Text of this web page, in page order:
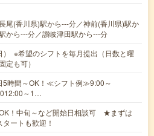
尾(香川県)駅から---分／神前(香川県)駅か
から---分／讃岐津田駅から---分
※希望のシフトを毎月提出（日数と曜
定も可）
5時間～OK！≪シフト例≫9:00～
～1…
OK！中旬～など開始日相談可 ★まずは
ートも歓迎！